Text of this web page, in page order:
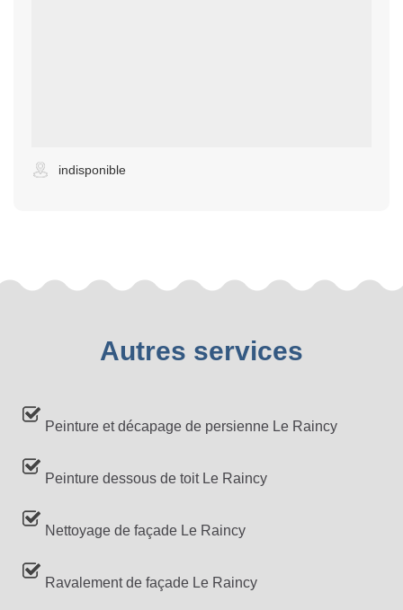
indisponible
Autres services
Peinture et décapage de persienne Le Raincy
Peinture dessous de toit Le Raincy
Nettoyage de façade Le Raincy
Ravalement de façade Le Raincy